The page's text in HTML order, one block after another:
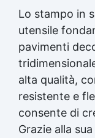
Lo stampo in
utensile
pavimenti
alta qualità,
resistente e
consente di
Grazie alla